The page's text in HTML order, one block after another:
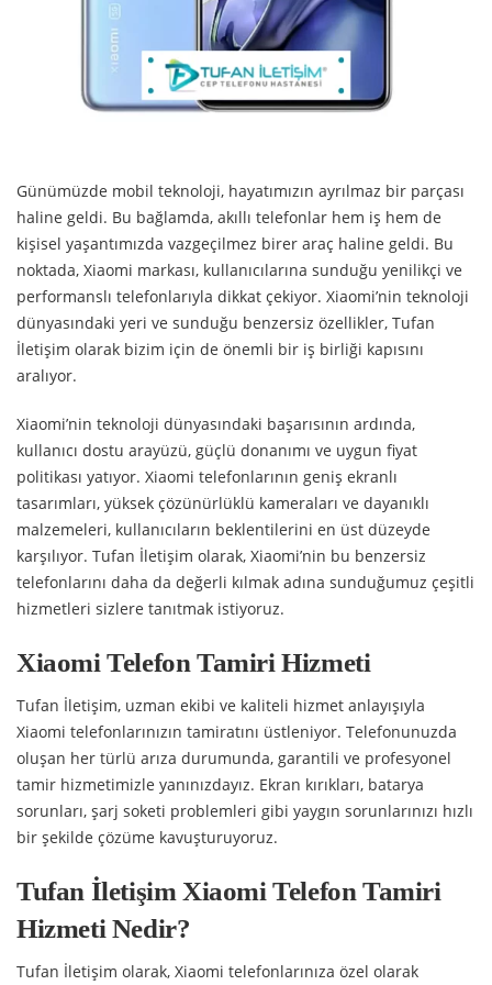
Günümüzde mobil teknoloji, hayatımızın ayrılmaz bir parçası
haline geldi. Bu bağlamda, akıllı telefonlar hem iş hem de
kişisel yaşantımızda vazgeçilmez birer araç haline geldi. Bu
noktada, Xiaomi markası, kullanıcılarına sunduğu yenilikçi ve
performanslı telefonlarıyla dikkat çekiyor. Xiaomi’nin teknoloji
dünyasındaki yeri ve sunduğu benzersiz özellikler, Tufan
İletişim olarak bizim için de önemli bir iş birliği kapısını
aralıyor.
Xiaomi’nin teknoloji dünyasındaki başarısının ardında,
kullanıcı dostu arayüzü, güçlü donanımı ve uygun fiyat
politikası yatıyor. Xiaomi telefonlarının geniş ekranlı
tasarımları, yüksek çözünürlüklü kameraları ve dayanıklı
malzemeleri, kullanıcıların beklentilerini en üst düzeyde
karşılıyor. Tufan İletişim olarak, Xiaomi’nin bu benzersiz
telefonlarını daha da değerli kılmak adına sunduğumuz çeşitli
hizmetleri sizlere tanıtmak istiyoruz.
Xiaomi Telefon Tamiri Hizmeti
Tufan İletişim, uzman ekibi ve kaliteli hizmet anlayışıyla
Xiaomi telefonlarınızın tamiratını üstleniyor. Telefonunuzda
oluşan her türlü arıza durumunda, garantili ve profesyonel
tamir hizmetimizle yanınızdayız. Ekran kırıkları, batarya
sorunları, şarj soketi problemleri gibi yaygın sorunlarınızı hızlı
bir şekilde çözüme kavuşturuyoruz.
Tufan İletişim Xiaomi Telefon Tamiri
Hizmeti Nedir?
Tufan İletişim olarak, Xiaomi telefonlarınıza özel olarak